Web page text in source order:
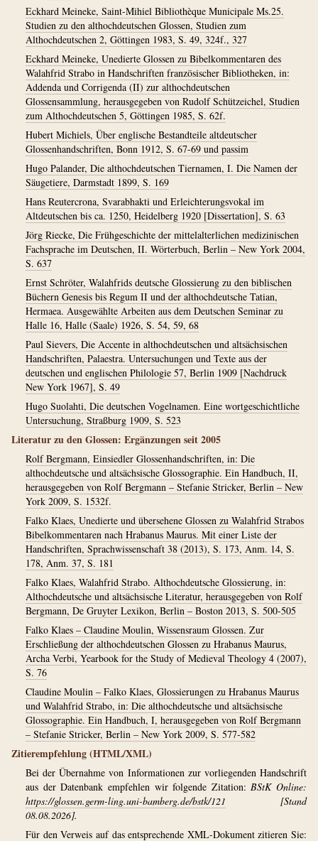
Eckhard Meineke, Saint-Mihiel Bibliothèque Municipale Ms.25.
Studien zu den althochdeutschen Glossen, Studien zum
Althochdeutschen 2, Göttingen 1983, S. 49, 324f., 327
Eckhard Meineke, Unedierte Glossen zu Bibelkommentaren des
Walahfrid Strabo in Handschriften französischer Bibliotheken, in:
Addenda und Corrigenda (II) zur althochdeutschen
Glossensammlung, herausgegeben von Rudolf Schützeichel, Studien
zum Althochdeutschen 5, Göttingen 1985, S. 62f.
Hubert Michiels, Über englische Bestandteile altdeutscher
Glossenhandschriften, Bonn 1912, S. 67-69 und passim
Hugo Palander, Die althochdeutschen Tiernamen, I. Die Namen der
Säugetiere, Darmstadt 1899, S. 169
Hans Reutercrona, Svarabhakti und Erleichterungsvokal im
Altdeutschen bis ca. 1250, Heidelberg 1920 [Dissertation], S. 63
Jörg Riecke, Die Frühgeschichte der mittelalterlichen medizinischen
Fachsprache im Deutschen, II. Wörterbuch, Berlin – New York 2004,
S. 637
Ernst Schröter, Walahfrids deutsche Glossierung zu den biblischen
Büchern Genesis bis Regum II und der althochdeutsche Tatian,
Hermaea. Ausgewählte Arbeiten aus dem Deutschen Seminar zu
Halle 16, Halle (Saale) 1926, S. 54, 59, 68
Paul Sievers, Die Accente in althochdeutschen und altsächsischen
Handschriften, Palaestra. Untersuchungen und Texte aus der
deutschen und englischen Philologie 57, Berlin 1909 [Nachdruck
New York 1967], S. 49
Hugo Suolahti, Die deutschen Vogelnamen. Eine wortgeschichtliche
Untersuchung, Straßburg 1909, S. 523
Literatur zu den Glossen: Ergänzungen seit 2005
Rolf Bergmann, Einsiedler Glossenhandschriften, in: Die
althochdeutsche und altsächsische Glossographie. Ein Handbuch, II,
herausgegeben von Rolf Bergmann – Stefanie Stricker, Berlin – New
York 2009, S. 1532f.
Falko Klaes, Unedierte und übersehene Glossen zu Walahfrid Strabos
Bibelkommentaren nach Hrabanus Maurus. Mit einer Liste der
Handschriften, Sprachwissenschaft 38 (2013), S. 173, Anm. 14, S.
178, Anm. 37, S. 181
Falko Klaes, Walahfrid Strabo. Althochdeutsche Glossierung, in:
Althochdeutsche und altsächsische Literatur, herausgegeben von Rolf
Bergmann, De Gruyter Lexikon, Berlin – Boston 2013, S. 500-505
Falko Klaes – Claudine Moulin, Wissensraum Glossen. Zur
Erschließung der althochdeutschen Glossen zu Hrabanus Maurus,
Archa Verbi, Yearbook for the Study of Medieval Theology 4 (2007),
S. 76
Claudine Moulin – Falko Klaes, Glossierungen zu Hrabanus Maurus
und Walahfrid Strabo, in: Die althochdeutsche und altsächsische
Glossographie. Ein Handbuch, I, herausgegeben von Rolf Bergmann
– Stefanie Stricker, Berlin – New York 2009, S. 577-582
Zitierempfehlung (HTML/XML)
Bei der Übernahme von Informationen zur vorliegenden Handschrift
aus der Datenbank empfehlen wir folgende Zitation:BStK Online:
https://glossen.germ-ling.uni-bamberg.de/bstk/121 [Stand
08.08.2026].
Für den Verweis auf das entsprechende XML-Dokument zitieren Sie: